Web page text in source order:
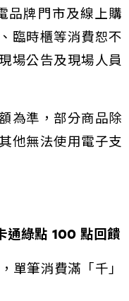
品牌門市及線上購
臨時櫃等消費恕不
場公告及現場人員
為準，部分商品除
他無法使用電子支
通綠點 100 點回饋
單筆消費滿「千」